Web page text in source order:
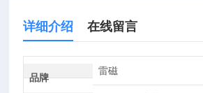
详细介绍 在线留言
品牌
雷磁